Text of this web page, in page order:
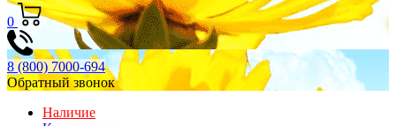
0
8 (800) 7000-694
Обратный звонок
Наличие